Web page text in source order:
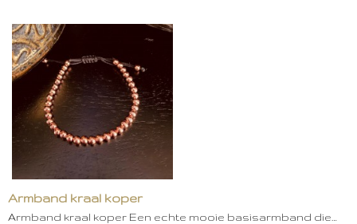
Armband kraal koper
Armband kraal koper Een echte mooie basisarmband die…